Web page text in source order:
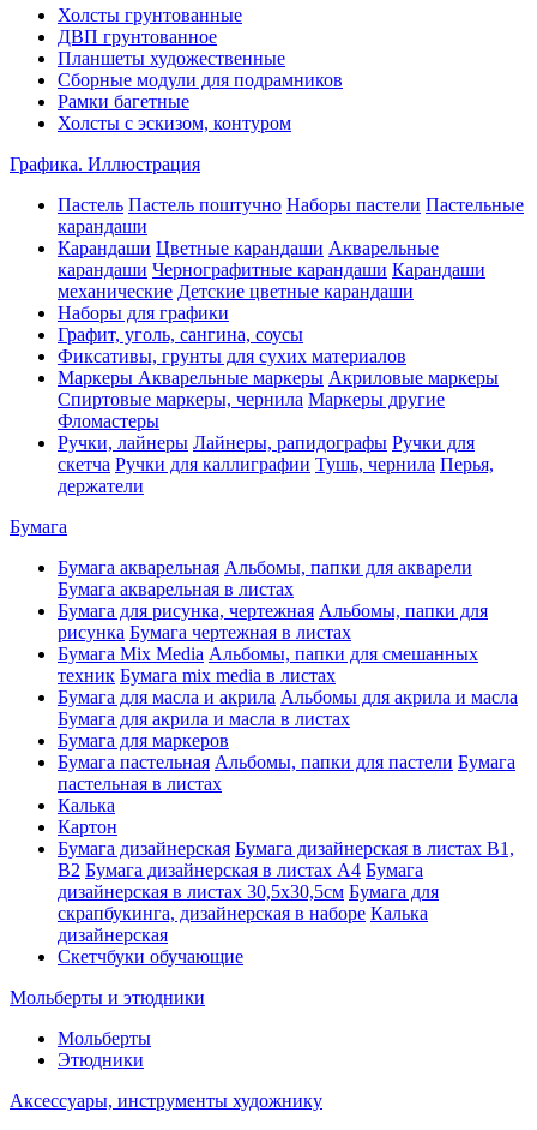
Холсты грунтованные
ДВП грунтованное
Планшеты художественные
Сборные модули для подрамников
Рамки багетные
Холсты c эскизом, контуром
Графика. Иллюстрация
Пастель Пастель поштучно Наборы пастели Пастельные
карандаши
Карандаши Цветные карандаши Акварельные
карандаши Чернографитные карандаши Карандаши
механические Детские цветные карандаши
Наборы для графики
Графит, уголь, сангина, соусы
Фиксативы, грунты для сухих материалов
Маркеры Акварельные маркеры Акриловые маркеры
Спиртовые маркеры, чернила Маркеры другие
Фломастеры
Ручки, лайнеры Лайнеры, рапидографы Ручки для
скетча Ручки для каллиграфии Тушь, чернила Перья,
держатели
Бумага
Бумага акварельная Альбомы, папки для акварели
Бумага акварельная в листах
Бумага для рисунка, чертежная Альбомы, папки для
рисунка Бумага чертежная в листах
Бумага Mix Media Альбомы, папки для смешанных
техник Бумага mix media в листах
Бумага для масла и акрила Альбомы для акрила и масла
Бумага для акрила и масла в листах
Бумага для маркеров
Бумага пастельная Альбомы, папки для пастели Бумага
пастельная в листах
Калька
Картон
Бумага дизайнерская Бумага дизайнерская в листах В1,
В2 Бумага дизайнерская в листах А4 Бумага
дизайнерская в листах 30,5х30,5см Бумага для
скрапбукинга, дизайнерская в наборе Калька
дизайнерская
Скетчбуки обучающие
Мольберты и этюдники
Мольберты
Этюдники
Аксессуары, инструменты художнику